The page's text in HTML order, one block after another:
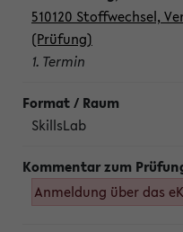
510120 Stoffwechsel,
(Prüfung)
1. Termin
SkillsLab
Anmeldung über das